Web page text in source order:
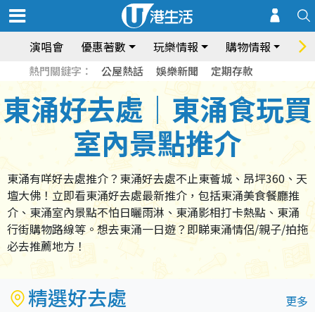
演唱會 優惠著數 玩樂情報 購物情報 飲
熱門關鍵字： 公屋熱話 娛樂新聞 定期存款
東涌好去處｜東涌食玩買
室內景點推介
東涌有咩好去處推介？東涌好去處不止東薈城、昂坪360、天
壇大佛！立即看東涌好去處最新推介，包括東涌美食餐廳推
介、東涌室內景點不怕日曬雨淋、東涌影相打卡熱點、東涌
行街購物路線等。想去東涌一日遊？即睇東涌情侶/親子/拍拖
必去推薦地方！
精選好去處 更多